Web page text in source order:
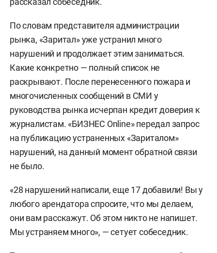
По словам представителя администрации
рынка, «Заритал» уже устранил много
нарушений и продолжает этим заниматься.
Какие конкретно — полный список не
раскрывают. После перенесенного пожара и
многочисленных сообщений в СМИ у
руководства рынка исчерпан кредит доверия к
журналистам. «БИЗНЕС Online» передал запрос
на публикацию устраненных «Зариталом»
нарушений, на данный момент обратной связи
не было.
«28 нарушений написали, еще 17 добавили! Вы у
любого арендатора спросите, что мы делаем,
они вам расскажут. Об этом никто не напишет.
Мы устраняем много», — сетует собеседник.